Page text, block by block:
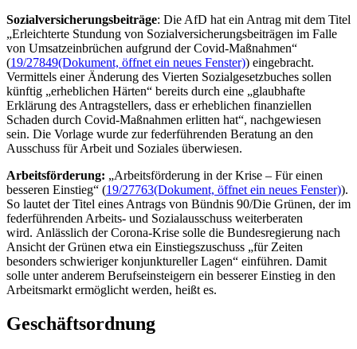
Sozialversicherungsbeiträge: Die AfD hat ein Antrag mit dem Titel
„Erleichterte Stundung von Sozialversicherungsbeiträgen im Falle
von Umsatzeinbrüchen aufgrund der Covid-Maßnahmen“
(19/27849(Dokument, öffnet ein neues Fenster)) eingebracht.
Vermittels einer Änderung des Vierten Sozialgesetzbuches sollen
künftig „erheblichen Härten“ bereits durch eine „glaubhafte
Erklärung des Antragstellers, dass er erheblichen finanziellen
Schaden durch Covid-Maßnahmen erlitten hat“, nachgewiesen
sein. Die Vorlage wurde zur federführenden Beratung an den
Ausschuss für Arbeit und Soziales überwiesen.
Arbeitsförderung: „Arbeitsförderung in der Krise – Für einen
besseren Einstieg“ (19/27763(Dokument, öffnet ein neues Fenster)).
So lautet der Titel eines Antrags von Bündnis 90/Die Grünen, der im
federführenden Arbeits- und Sozialausschuss weiterberaten
wird. Anlässlich der Corona-Krise solle die Bundesregierung nach
Ansicht der Grünen etwa ein Einstiegszuschuss „für Zeiten
besonders schwieriger konjunktureller Lagen“ einführen. Damit
solle unter anderem Berufseinsteigern ein besserer Einstieg in den
Arbeitsmarkt ermöglicht werden, heißt es.
Geschäftsordnung